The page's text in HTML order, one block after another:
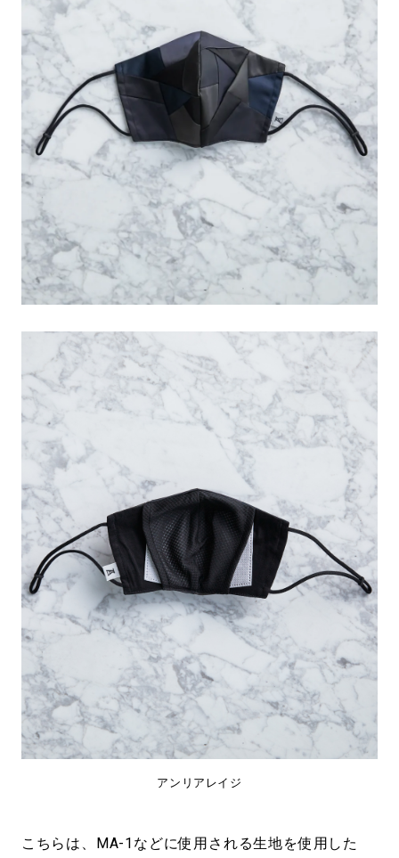
アンリアレイジ
こちらは、MA-1などに使用される生地を使用した